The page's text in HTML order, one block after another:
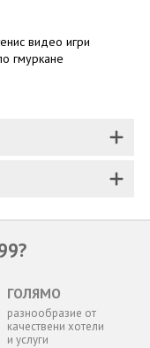
видео игри
гмуркане
ГОЛЯМО
разнообразие от
качествени хотели
и услуги